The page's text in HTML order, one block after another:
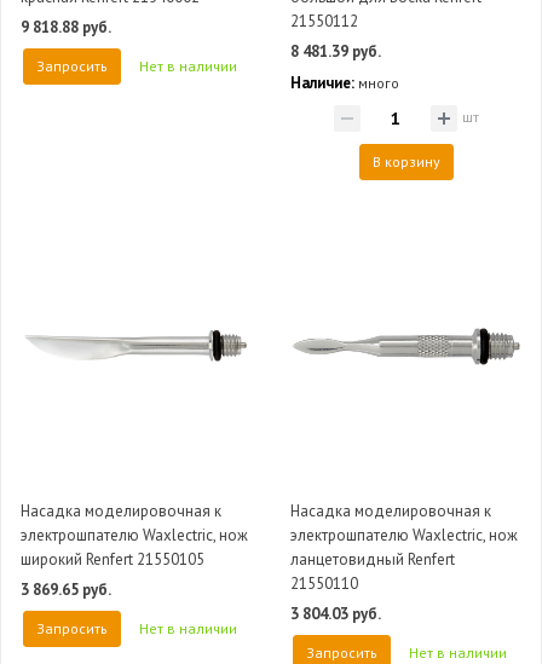
9 818.88 руб.
Запросить Нет в наличии
21550112
8 481.39 руб.
Наличие: много
шт
В корзину
Насадка моделировочная к
электрошпателю Waxlectric, нож
широкий Renfert 21550105
3 869.65 руб.
Запросить Нет в наличии
Насадка моделировочная к
электрошпателю Waxlectric, нож
ланцетовидный Renfert
21550110
3 804.03 руб.
Запросить Нет в наличии